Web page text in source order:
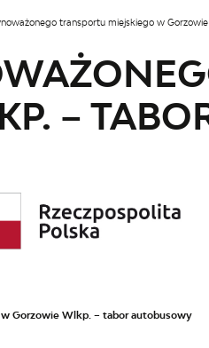
transportu miejskiego w
–
Gorzowie Wlkp. – tabor autobusowy